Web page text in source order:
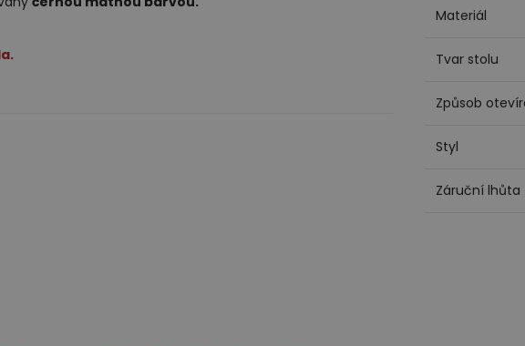
Materiál
Tvar stolu
Způsob
Styl
Záruční lhůta